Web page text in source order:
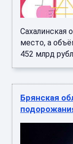
Сахалинская
место, а
452 млрд
Брянская